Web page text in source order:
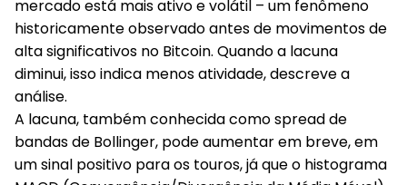
mercado está mais ativo e volátil – um fenômeno
historicamente observado antes de movimentos de
alta significativos no Bitcoin. Quando a lacuna
diminui, isso indica menos atividade, descreve a
análise.
A lacuna, também conhecida como spread de
bandas de Bollinger, pode aumentar em breve, em
um sinal positivo para os touros, já que o histograma